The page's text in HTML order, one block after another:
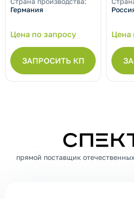
Германия
Цена по запросу
ЗАПРОСИТЬ КП
Цена
прямой поставщик